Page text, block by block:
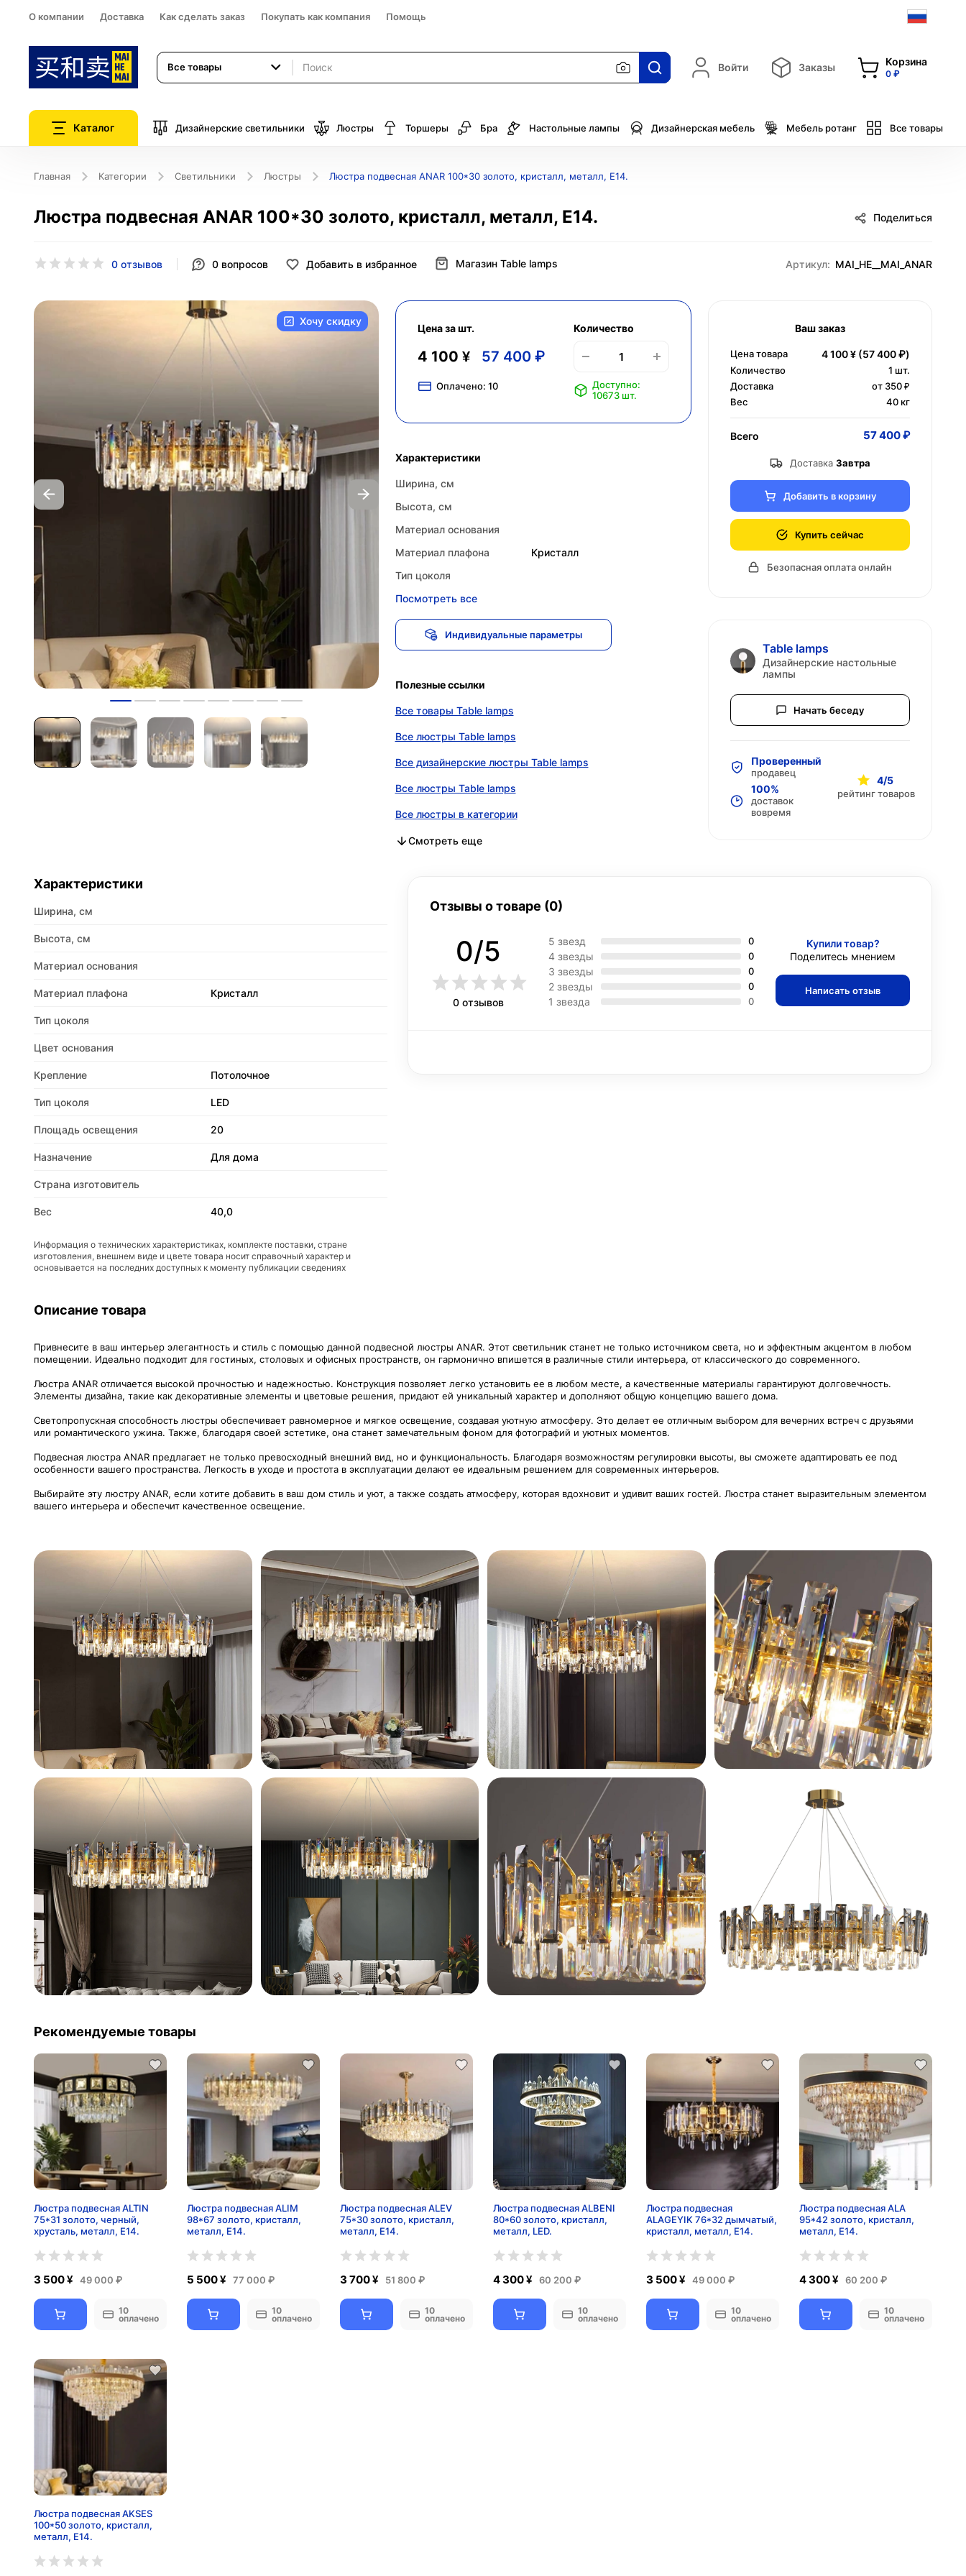
О компании Доставка Как сделать заказ Покупать как компания Помощь
Все товары Войти Заказы Корзина
0 ₽
Каталог Дизайнерские светильники Люстры Торшеры Бра Настольные лампы Дизайнерская мебель Мебель ротанг Все товары
Главная Категории Светильники Люстры Люстра подвесная ANAR 100*30 золото, кристалл, металл, Е14.
Люстра подвесная ANAR 100*30 золото, кристалл, металл, Е14.
0 отзывов 0 вопросов Добавить в избранное
Поделиться
Магазин Table lamps Артикул: MAI_HE__MAI_ANAR
Хочу скидку
Цена за шт.
4 100 ¥ 57 400 ₽
Оплачено: 10
Количество
Доступно:
10673 шт.
Характеристики
Ширина, см
Высота, см
Материал основания
Материал плафона
Кристалл
Тип цоколя
Посмотреть все
Индивидуальные параметры
Полезные ссылки
Все товары Table lamps
Все люстры Table lamps
Все дизайнерские люстры Table lamps
Все люстры Table lamps
Все люстры в категории
Все дизайнерские люстры в категории
Все люстры в категории
Смотреть еще
Ваш заказ
Цена товара 4 100 ¥ (57 400 ₽)
Количество 1 шт.
Доставка
от 350 ₽
Вес
40 кг
Всего 57 400 ₽
Доставка Завтра
Добавить в корзину
Купить сейчас
Безопасная оплата онлайн
Table lamps
Дизайнерские настольные
лампы
Начать беседу
Проверенный
продавец
100%
доставок
вовремя
4/5
рейтинг товаров
Характеристики
Ширина, см
Высота, см
Материал основания
Материал плафона Кристалл
Тип цоколя
Цвет основания
Крепление Потолочное
Тип цоколя LED
Площадь освещения 20
Назначение Для дома
Страна изготовитель
Вес 40,0
Информация о технических характеристиках, комплекте поставки, стране
изготовления, внешнем виде и цвете товара носит справочный характер и
основывается на последних доступных к моменту публикации сведениях
Отзывы о товаре (0)
0/5
0 отзывов
5 звезд 0
4 звезды 0
3 звезды 0
2 звезды 0
1 звезда 0
Купили товар?
Поделитесь мнением
Написать отзыв
Описание товара
Привнесите в ваш интерьер элегантность и стиль с помощью данной подвесной люстры ANAR. Этот светильник станет не только источником света, но и эффектным акцентом в любом
помещении. Идеально подходит для гостиных, столовых и офисных пространств, он гармонично впишется в различные стили интерьера, от классического до современного.
Люстра ANAR отличается высокой прочностью и надежностью. Конструкция позволяет легко установить ее в любом месте, а качественные материалы гарантируют долговечность.
Элементы дизайна, такие как декоративные элементы и цветовые решения, придают ей уникальный характер и дополняют общую концепцию вашего дома.
Светопропускная способность люстры обеспечивает равномерное и мягкое освещение, создавая уютную атмосферу. Это делает ее отличным выбором для вечерних встреч с друзьями
или романтического ужина. Также, благодаря своей эстетике, она станет замечательным фоном для фотографий и уютных моментов.
Подвесная люстра ANAR предлагает не только превосходный внешний вид, но и функциональность. Благодаря возможностям регулировки высоты, вы сможете адаптировать ее под
особенности вашего пространства. Легкость в уходе и простота в эксплуатации делают ее идеальным решением для современных интерьеров.
Выбирайте эту люстру ANAR, если хотите добавить в ваш дом стиль и уют, а также создать атмосферу, которая вдохновит и удивит ваших гостей. Люстра станет выразительным элементом
вашего интерьера и обеспечит качественное освещение.
Рекомендуемые товары
Люстра подвесная ALTIN
75*31 золото, черный,
хрусталь, металл, E14.
3 500 ¥ 49 000 ₽
10
оплачено
Люстра подвесная ALIM
98*67 золото, кристалл,
металл, E14.
5 500 ¥ 77 000 ₽
10
оплачено
Люстра подвесная ALEV
75*30 золото, кристалл,
металл, E14.
3 700 ¥ 51 800 ₽
10
оплачено
Люстра подвесная ALBENI
80*60 золото, кристалл,
металл, LED.
4 300 ¥ 60 200 ₽
10
оплачено
Люстра подвесная
ALAGEYIK 76*32 дымчатый,
кристалл, металл, Е14.
3 500 ¥ 49 000 ₽
10
оплачено
Люстра подвесная ALA
95*42 золото, кристалл,
металл, Е14.
4 300 ¥ 60 200 ₽
10
оплачено
Люстра подвесная AKSES
100*50 золото, кристалл,
металл, Е14.